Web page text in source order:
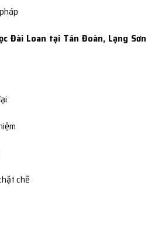
Đài Loan tại Tân Đoàn, Lạng Sơn
chẽ